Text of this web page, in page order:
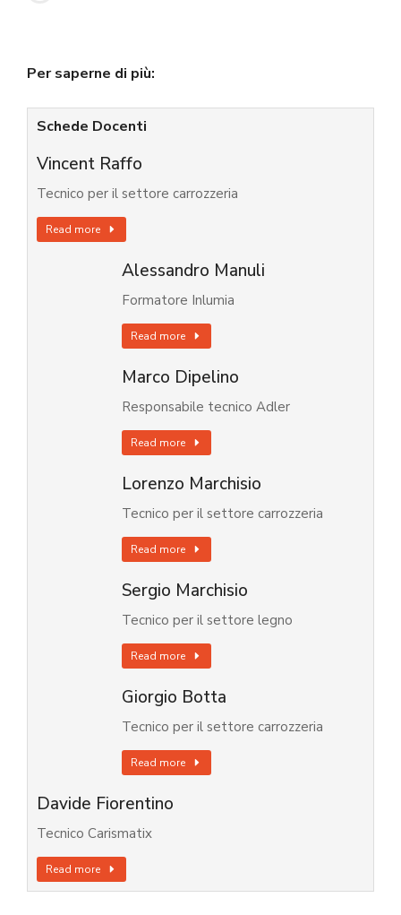
Per saperne di più:
Schede Docenti
Vincent Raffo
Tecnico per il settore carrozzeria
Read more
Alessandro Manuli
Formatore Inlumia
Read more
Marco Dipelino
Responsabile tecnico Adler
Read more
Lorenzo Marchisio
Tecnico per il settore carrozzeria
Read more
Sergio Marchisio
Tecnico per il settore legno
Read more
Giorgio Botta
Tecnico per il settore carrozzeria
Read more
Davide Fiorentino
Tecnico Carismatix
Read more